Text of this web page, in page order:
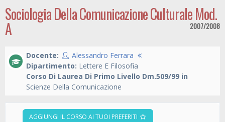
Sociologia Della Comunicazione Culturale Mod.
A 2007/2008
Docente:
Alessandro Ferrara
Dipartimento: Lettere E Filosofia
Corso Di Laurea Di Primo Livello Dm.509/99 in
Scienze Della Comunicazione
AGGIUNGI IL CORSO AI TUOI PREFERITI